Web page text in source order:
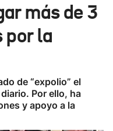
más de 3
por la
de “expolio” el
Por ello, ha
y apoyo a la